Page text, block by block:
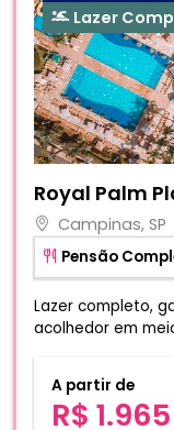
Lazer
Royal Palm
Campinas, SP
Pensão
Lazer completo,
acolhedor em
A partir de
R$ 1.965